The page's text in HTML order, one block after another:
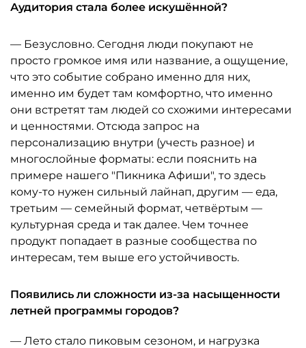
Аудитория стала более искушённой?
— Безусловно. Сегодня люди покупают не
просто громкое имя или название, а ощущение,
что это событие собрано именно для них,
именно им будет там комфортно, что именно
они встретят там людей со схожими интересами
и ценностями. Отсюда запрос на
персонализацию внутри (учесть разное) и
многослойные форматы: если пояснить на
примере нашего "Пикника Афиши", то здесь
кому-то нужен сильный лайнап, другим — еда,
третьим — семейный формат, четвёртым —
культурная среда и так далее. Чем точнее
продукт попадает в разные сообщества по
интересам, тем выше его устойчивость.
Появились ли сложности из-за насыщенности
летней программы городов?
— Лето стало пиковым сезоном, и нагрузка